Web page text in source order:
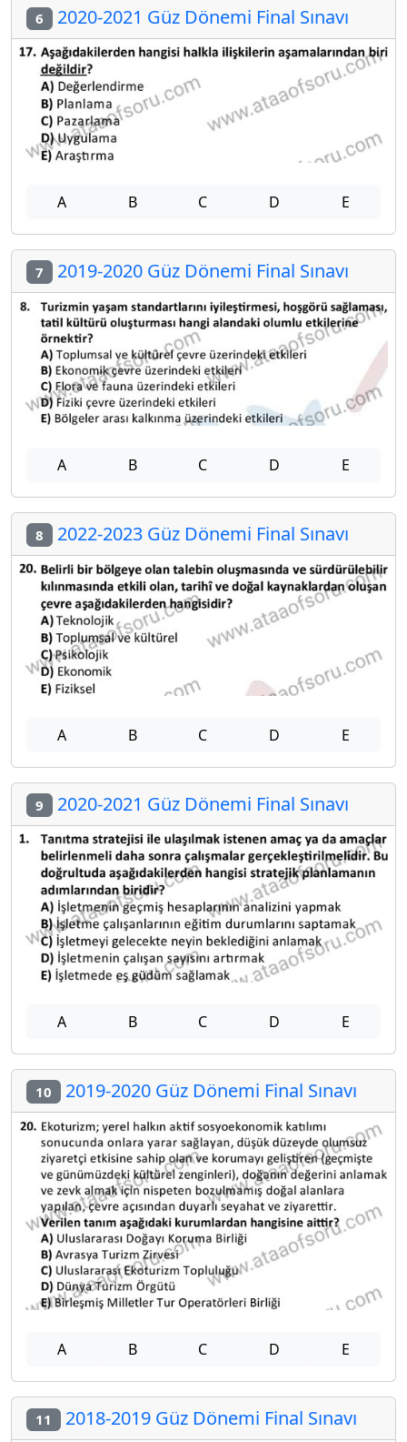
6 2020-2021 Güz Dönemi Final Sınavı
A B C D E
7 2019-2020 Güz Dönemi Final Sınavı
A B C D E
8 2022-2023 Güz Dönemi Final Sınavı
A B C D E
9 2020-2021 Güz Dönemi Final Sınavı
A B C D E
10 2019-2020 Güz Dönemi Final Sınavı
A B C D E
11 2018-2019 Güz Dönemi Final Sınavı